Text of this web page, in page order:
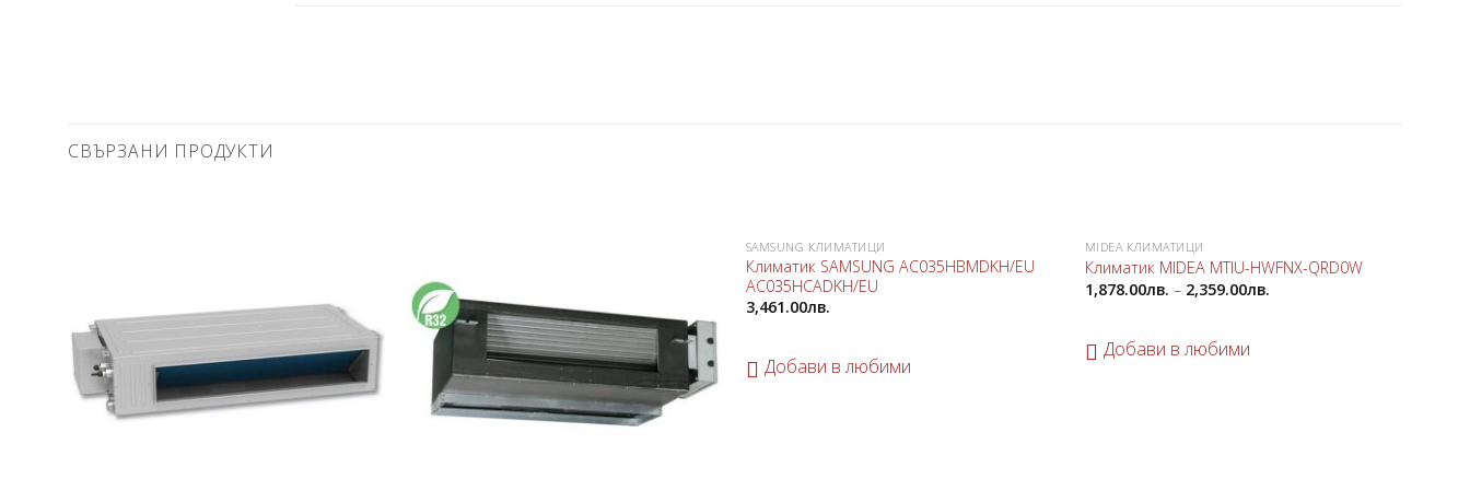
СВЪРЗАНИ ПРОДУКТИ
Добави
в
SAMSUNG КЛИМАТИЦИ
Климатик SAMSUNG AC035HBMDKH/EU
AC035HCADKH/EU
3,461.00лв.
Добави в любими
Добави
в
MIDEA КЛИМАТИЦИ
Климатик MIDEA MTIU-HWFNX-QRD0W
1,878.00лв. – 2,359.00лв.
Добави в любими